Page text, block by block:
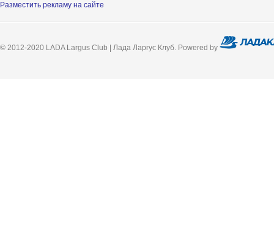
Разместить рекламу на сайте
© 2012-2020 LADA Largus Club | Лада Ларгус Клуб. Powered by